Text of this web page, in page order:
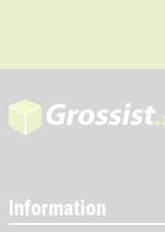
Information